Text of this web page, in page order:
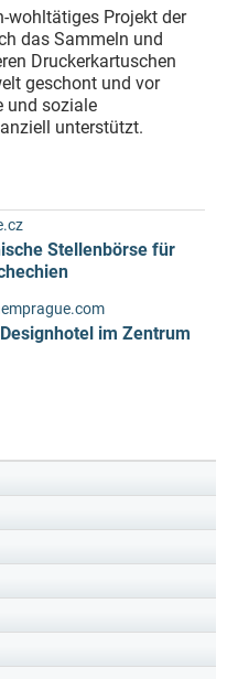
wohltätiges Projekt der
das Sammeln und
Druckerkartuschen
geschont und vor
und soziale
unterstützt.
Stellenbörse für
im Zentrum